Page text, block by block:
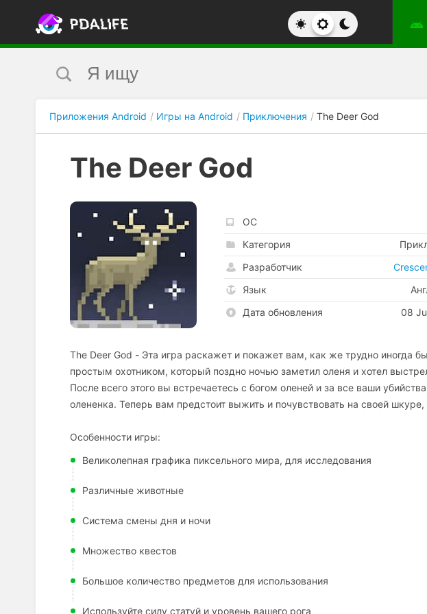
Приложения Android Игры на Android Приключения The Deer God
The Deer God
ОС
Категория
Разработчик
Язык
Дата обновления
08
The Deer God - Эта игра раскажет и покажет вам, как же трудно иногда
простым охотником, который поздно ночью заметил оленя и хотел
После всего этого вы встречаетесь с богом оленей и за все ваши
олененка. Теперь вам предстоит выжить и почувствовать на своей
Особенности игры:
Великолепная графика пиксельного мира, для исследования
Различные животные
Система смены дня и ночи
Множество квестов
Большое количество предметов для использования
Используйте силу статуй и уровень вашего рога